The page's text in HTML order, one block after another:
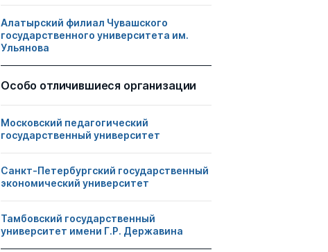
Алатырский филиал Чувашского
государственного университета им.
Ульянова
Особо отличившиеся организации
Московский педагогический
государственный университет
Санкт-Петербургский государственный
экономический университет
Тамбовский государственный
университет имени Г.Р. Державина